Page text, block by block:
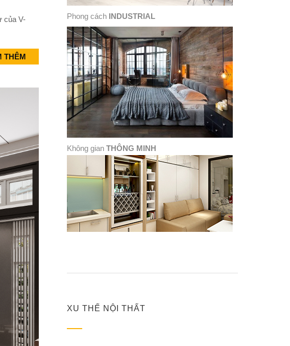
của V-
THÊM
Phong cách INDUSTRIAL
Không gian THÔNG MINH
XU THẾ NỘI THẤT